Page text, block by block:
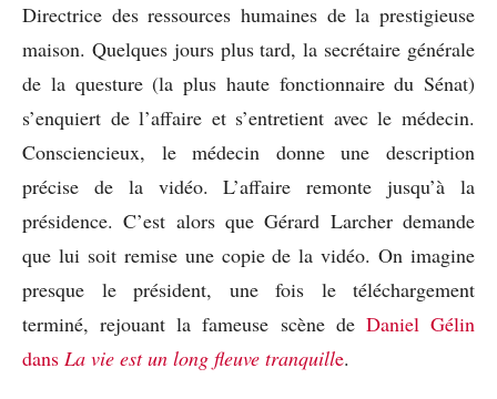
Directrice des ressources humaines de la prestigieuse
maison. Quelques jours plus tard, la secrétaire générale
de la questure (la plus haute fonctionnaire du Sénat)
s’enquiert de l’affaire et s’entretient avec le médecin.
Consciencieux, le médecin donne une description
précise de la vidéo. L’affaire remonte jusqu’à la
présidence. C’est alors que Gérard Larcher demande
que lui soit remise une copie de la vidéo. On imagine
presque le président, une fois le téléchargement
terminé, rejouant la fameuse scène de Daniel Gélin
dans La vie est un long fleuve tranquille.